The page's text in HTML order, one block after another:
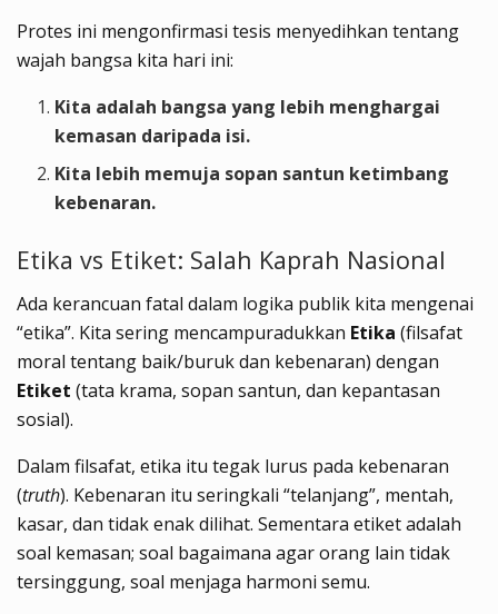
Protes ini mengonfirmasi tesis menyedihkan tentang
wajah bangsa kita hari ini:
Kita adalah bangsa yang lebih menghargai
kemasan daripada isi.
Kita lebih memuja sopan santun ketimbang
kebenaran.
Etika vs Etiket: Salah Kaprah Nasional
Ada kerancuan fatal dalam logika publik kita mengenai
“etika”. Kita sering mencampuradukkan Etika (filsafat
moral tentang baik/buruk dan kebenaran) dengan
Etiket (tata krama, sopan santun, dan kepantasan
sosial).
Dalam filsafat, etika itu tegak lurus pada kebenaran
(truth). Kebenaran itu seringkali “telanjang”, mentah,
kasar, dan tidak enak dilihat. Sementara etiket adalah
soal kemasan; soal bagaimana agar orang lain tidak
tersinggung, soal menjaga harmoni semu.